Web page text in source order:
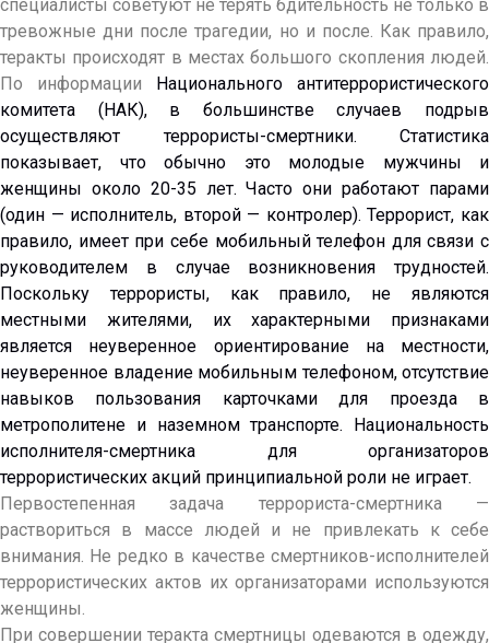
специалисты советуют не терять бдительность не только в
тревожные дни после трагедии, но и после. Как правило,
теракты происходят в местах большого скопления людей.
По информации Национального антитеррористического
комитета (НАК), в большинстве случаев подрыв
осуществляют террористы-смертники. Статистика
показывает, что обычно это молодые мужчины и
женщины около 20-35 лет. Часто они работают парами
(один — исполнитель, второй — контролер). Террорист, как
правило, имеет при себе мобильный телефон для связи с
руководителем в случае возникновения трудностей.
Поскольку террористы, как правило, не являются
местными жителями, их характерными признаками
является неуверенное ориентирование на местности,
неуверенное владение мобильным телефоном, отсутствие
навыков пользования карточками для проезда в
метрополитене и наземном транспорте. Национальность
исполнителя-смертника для организаторов
террористических акций принципиальной роли не играет.
Первостепенная задача террориста-смертника —
раствориться в массе людей и не привлекать к себе
внимания. Не редко в качестве смертников-исполнителей
террористических актов их организаторами используются
женщины.
При совершении теракта смертницы одеваются в одежду,